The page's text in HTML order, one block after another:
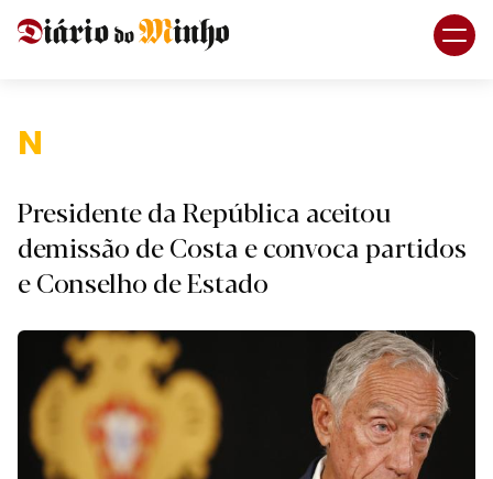
Nacional.
Presidente da República aceitou
demissão de Costa e convoca partidos
e Conselho de Estado